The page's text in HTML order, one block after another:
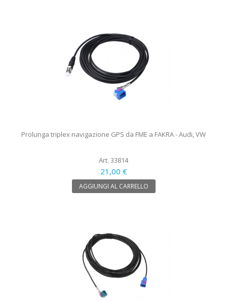
Prolunga triplex navigazione GPS da FME a FAKRA - Audi, VW
Art. 33814
21,00 €
AGGIUNGI AL CARRELLO